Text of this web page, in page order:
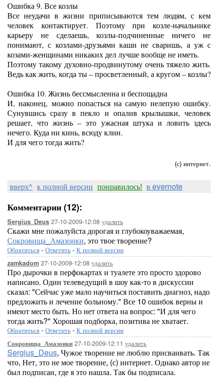
Ошибка 9. Все козлы
Все неудачи в жизни приписываются тем людям, с кем
человек контактирует. Поэтому при козле-начальнике
карьеру не сделаешь, козлы-подчиненные ничего не
понимают, с козлами-друзьями каши не сваришь, а уж с
козами-женщинами никаких дел лучше вообще не иметь.
Поэтому такому духовно-продвинутому очень тяжело жить.
Ведь как жить, когда ты – просветленный, а кругом – козлы?
Ошибка 10. Жизнь бессмысленна и беспощадна
И, наконец, можно попасться на самую нелепую ошибку.
Сунувшись сразу в пекло и опалив крылышки, человек
решает, что жизнь – это ужасная штука и ловить здесь
нечего. Куда ни кинь, всюду клин.
И для чего тогда жить?
(с) интернет.
вверх^ к полной версии понравилось! в evernote
Комментарии (12):
Sergius_Deus 27-10-2009-12:08 удалить
Скажи мне пожалуйста дорогая и глубокоуважаемая,
Сокровища_Амазонки, это твое творение?
Обратиться - Ответить - К полной версии
zamkadom 27-10-2009-12:08 удалить
Про дырочки в перфокартах и туалете это просто здорово
написано. Один телеведущий в шоу как-то в дискуссии
сказал: "Сейчас уже мало научиться поставить диагноз, надо
предложить и лечение больному." Все 10 ошибок верны и
имеют место быть. Но нет ответа на вопрос: "И для чего
тогда жить?" Хорошая подборка, позитива не хватает.
Обратиться - Ответить - К полной версии
Сокровища_Амазонки 27-10-2009-12:11 удалить
Sergius_Deus, Чужое творение не люблю присваивать. Так
что, Нет, это не мое творение, (с) интернет. Однако автор не
был подписан, где я это нашла. Так бы подписала.